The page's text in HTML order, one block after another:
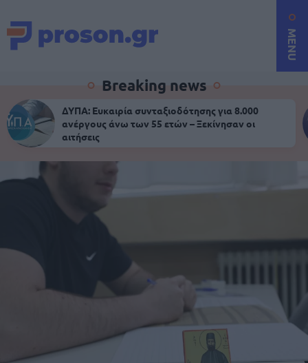
MENU
Breaking news
ΔΥΠΑ: Ευκαιρία συνταξιοδότησης για 8.000
ανέργους άνω των 55 ετών – Ξεκίνησαν οι
αιτήσεις